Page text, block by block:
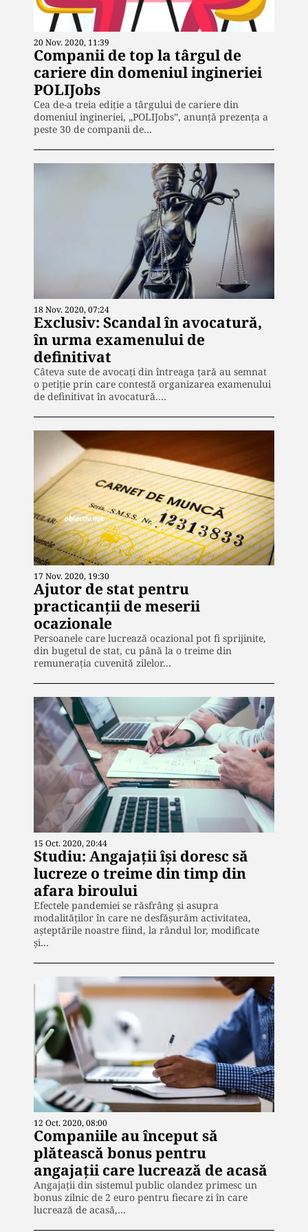
20 Nov. 2020, 11:39
Companii de top la târgul de
cariere din domeniul ingineriei
POLIJobs
Cea de-a treia ediţie a târgului de cariere din
domeniul ingineriei, „POLIJobs”, anunță prezența a
peste 30 de companii de…
18 Nov. 2020, 07:24
Exclusiv: Scandal în avocatură,
în urma examenului de
definitivat
Câteva sute de avocați din întreaga țară au semnat
o petiție prin care contestă organizarea examenului
de definitivat în avocatură.…
17 Nov. 2020, 19:30
Ajutor de stat pentru
practicanții de meserii
ocazionale
Persoanele care lucrează ocazional pot fi sprijinite,
din bugetul de stat, cu până la o treime din
remunerația cuvenită zilelor…
15 Oct. 2020, 20:44
Studiu: Angajații își doresc să
lucreze o treime din timp din
afara biroului
Efectele pandemiei se răsfrâng și asupra
modalităților în care ne desfășurăm activitatea,
așteptările noastre fiind, la rândul lor, modificate
și…
12 Oct. 2020, 08:00
Companiile au început să
plătească bonus pentru
angajații care lucrează de acasă
Angajații din sistemul public olandez primesc un
bonus zilnic de 2 euro pentru fiecare zi în care
lucrează de acasă,…